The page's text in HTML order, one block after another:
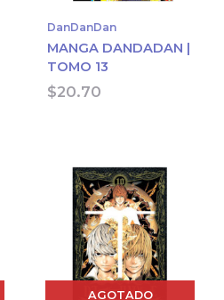
DanDanDan
MANGA DANDADAN |
TOMO 13
$20.70
AGOTADO